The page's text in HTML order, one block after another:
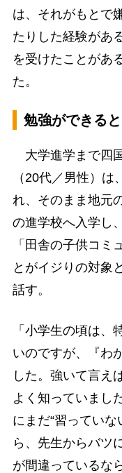
は、それがもとで
たりした経験があ
を受けたことがあ
た。
勉強ができる
大学進学まで四
（20代／男性）
れ、そのまま地元
の進学校へ入学し
「田舎の子供コミ
とがイジりの対象
話す。
「小学生の頃は、
いのですが、『わ
した。強いて言え
よく知っていまし
にまだ“習ってい
ら、先生からバツ
が間違っているな